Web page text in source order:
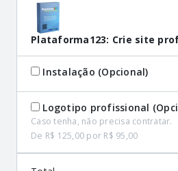
Plataforma123: Crie site
Instalação (Opcional)
Logotipo profissional
Caso tenha, não precisa contratar.
De R$ 125,00 por R$ 95,00